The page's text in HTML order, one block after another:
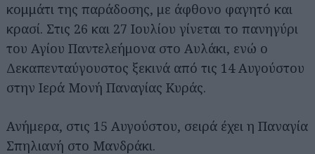
κομμάτι της παράδοσης, με άφθονο φαγητό και
κρασί. Στις 26 και 27 Ιουλίου γίνεται το πανηγύρι
του Αγίου Παντελεήμονα στο Αυλάκι, ενώ ο
Δεκαπενταύγουστος ξεκινά από τις 14 Αυγούστου
στην Ιερά Μονή Παναγίας Κυράς.
Ανήμερα, στις 15 Αυγούστου, σειρά έχει η Παναγία
Σπηλιανή στο Μανδράκι.